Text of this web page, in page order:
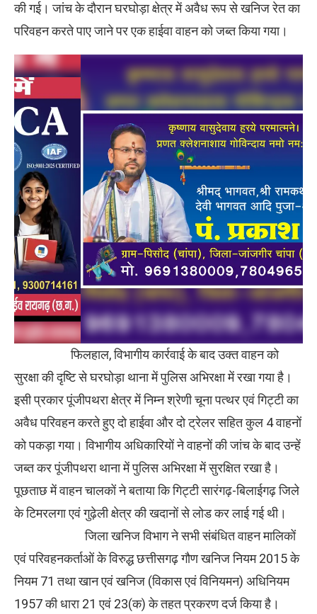
की गई। जांच के दौरान घरघोड़ा क्षेत्र में अवैध रूप से खनिज रेत का
परिवहन करते पाए जाने पर एक हाईवा वाहन को जब्त किया गया।
फिलहाल, विभागीय कार्रवाई के बाद उक्त वाहन को
सुरक्षा की दृष्टि से घरघोड़ा थाना में पुलिस अभिरक्षा में रखा गया है।
इसी प्रकार पूंजीपथरा क्षेत्र में निम्न श्रेणी चूना पत्थर एवं गिट्टी का
अवैध परिवहन करते हुए दो हाईवा और दो ट्रेलर सहित कुल 4 वाहनों
को पकड़ा गया। विभागीय अधिकारियों ने वाहनों की जांच के बाद उन्हें
जब्त कर पूंजीपथरा थाना में पुलिस अभिरक्षा में सुरक्षित रखा है।
पूछताछ में वाहन चालकों ने बताया कि गिट्टी सारंगढ़-बिलाईगढ़ जिले
के टिमरलगा एवं गुढ़ेली क्षेत्र की खदानों से लोड कर लाई गई थी।
जिला खनिज विभाग ने सभी संबंधित वाहन मालिकों
एवं परिवहनकर्ताओं के विरुद्ध छत्तीसगढ़ गौण खनिज नियम 2015 के
नियम 71 तथा खान एवं खनिज (विकास एवं विनियमन) अधिनियम
1957 की धारा 21 एवं 23(क) के तहत प्रकरण दर्ज किया है।